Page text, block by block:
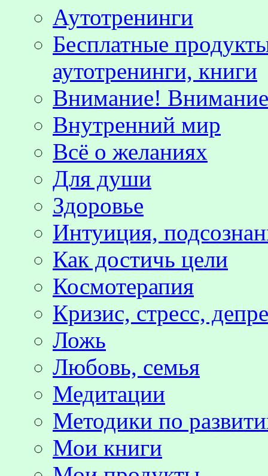
Аутотренинги
Бесплатные
аутотренинги, книги
Внимание!
Внутренний мир
Всё о желаниях
Для души
Здоровье
Интуиция,
Как достичь цели
Космотерапия
Кризис, стресс,
Ложь
Любовь, семья
Медитации
Методики по
Мои книги